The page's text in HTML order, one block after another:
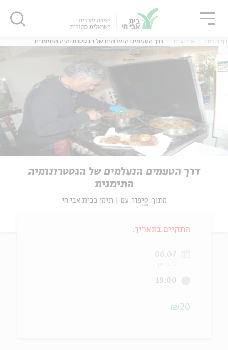
דף הבית אירועים דרך הטעמים הנעלמים של הגסטרונומיה התימנית
דרך הטעמים הנעלמים של הגסטרונומיה
התימנית
מתוך: סיפור. עם | תימן בבית אבי חי
התקיים בתאריך:
06.07
19:00
₪20
סגור